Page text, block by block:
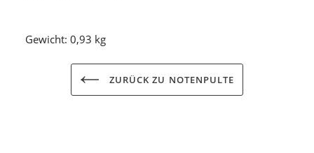
Gewicht: 0,93 kg
ZURÜCK ZU NOTENPULTE